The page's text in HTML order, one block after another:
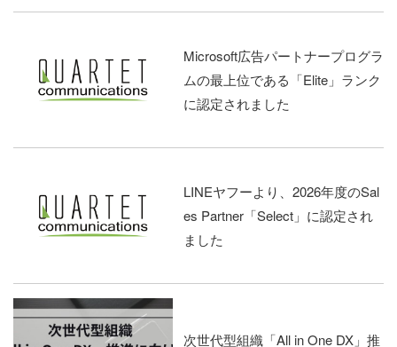
Microsoft広告パートナープログラ
ムの最上位である「Elite」ランク
に認定されました
LINEヤフーより、2026年度のSal
es Partner「Select」に認定され
ました
次世代型組織「All in One DX」推